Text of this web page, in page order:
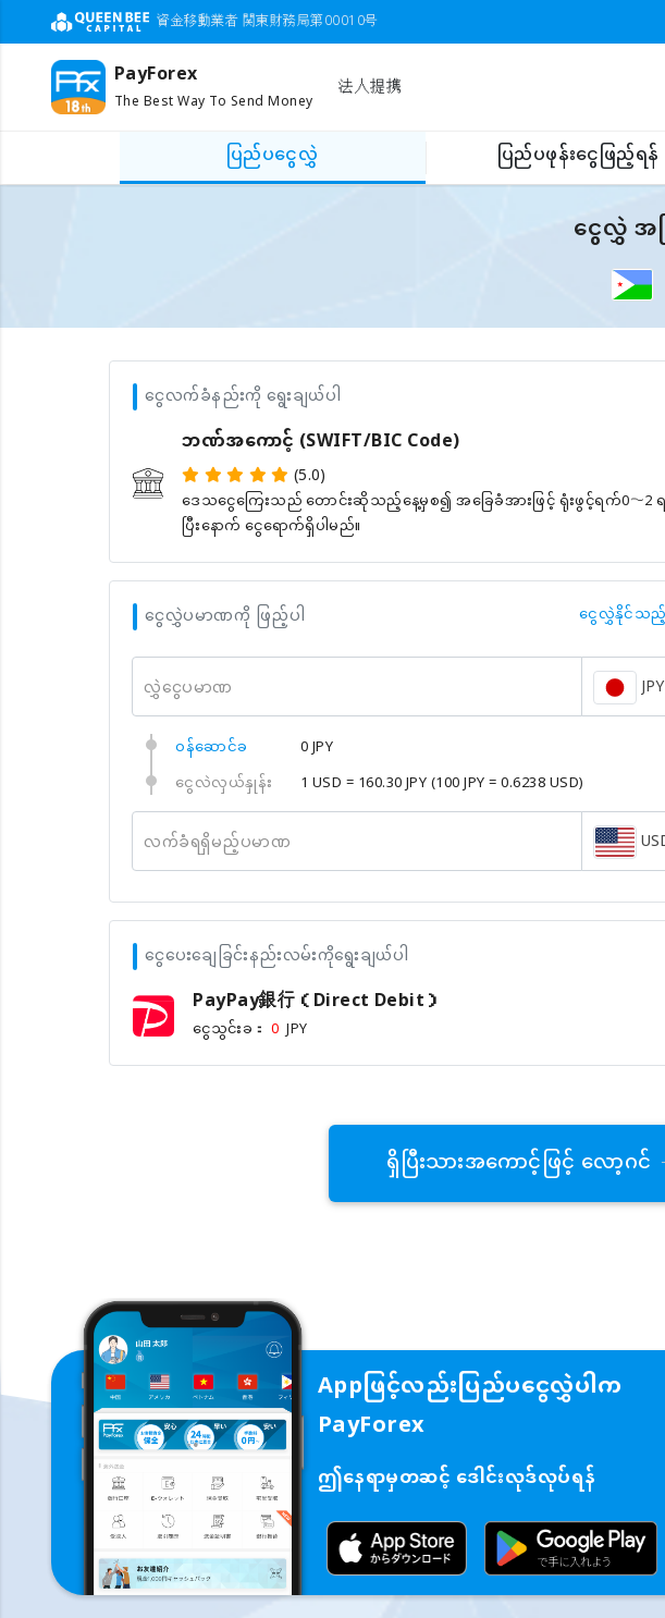
資金移動業者 関東財務局第00010号
PayForex
The Best Way To Send Money 法人提携
ပြည်ပငွေလွှဲ
ပြည်ပဖုန်းငွေဖြည့်ရန်
ငွေလွှဲ အ
ငွေလက်ခံနည်းကို ရွေးချယ်ပါ
ဘဏ်အကောင့် (SWIFT/BIC Code)
(5.0)
ဒေသငွေကြေးသည် တောင်းဆိုသည့်နေ့မှစ၍ အခြေခံအားဖြင့် ရုံးဖွင့်ရက်0〜2
ပြီးနောက် ငွေရောက်ရှိပါမည်။
ငွေလွှဲပမာဏကို ဖြည့်ပါ ငွေလွှဲနိုင်သည့်
လွှဲငွေပမာဏ
၀န်ဆောင်ခ
0 JPY
ငွေလဲလှယ်နှုန်း
1 USD = 160.30 JPY(100 JPY = 0.6238 USD)
လက်ခံရရှိမည့်ပမာဏ
ငွေပေးချေခြင်းနည်းလမ်းကိုရွေးချယ်ပါ
PayPay銀行（Direct Debit）
ငွေသွင်းခ： 0 JPY
ရှိပြီးသားအကောင့်ဖြင့် လော့ဂင်
Appဖြင့်လည်းပြည်ပငွေလွှဲပါက
PayForex
ဤနေရာမှတဆင့် ဒေါင်းလုဒ်လုပ်ရန်